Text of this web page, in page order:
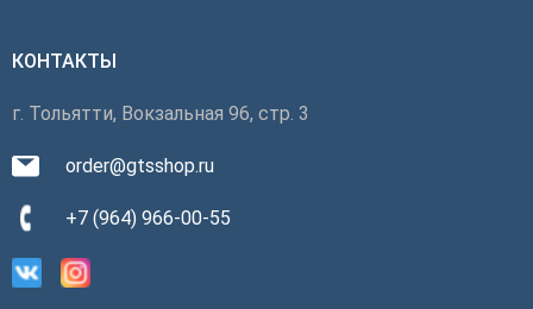
КОНТАКТЫ
г. Тольятти, Вокзальная 96, стр. 3
order@gtsshop.ru
+7 (964) 966-00-55